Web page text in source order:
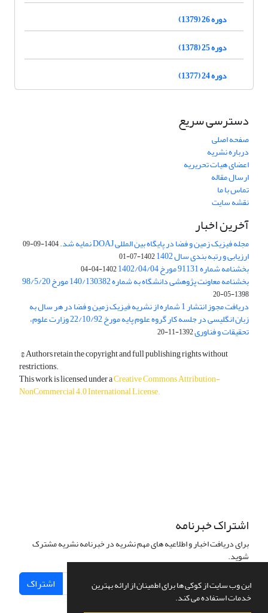
این وب سایت از کوکی ها برای اطمینان از ارائه بهترین
خدمات استفاده می کند.
دوره 26 (1379)
دوره 25 (1378)
دوره 24 (1377)
دسترسی سریع
صفحه اصلی
درباره نشریه
اعضای هیات تحریریه
ارسال مقاله
تماس با ما
نقشه سایت
آخرین اخبار
مجله فیزیک زمین و فضا در پایگاه بین المللی DOAJ نمایه شد. 1404-09-09
ارزیابی و رتبه بندی سال 1402 1402-07-01
بخشنامه شماره 91131 مورخ 1402/04/04 1402-04-04
بخشنامه معاونت پژوهشی دانشگاه به شماره 140/130382 مورخ 98/5/20
1398-05-20
دریافت مجوز انتشار 1 شماره از نشریه فیزیک زمین و فضا در هر سال به
زبان انگلیسی در جلسه کار گروه علوم پایه مورخ 22/10/92 وزارت علوم،
تحقیقات و فناوری1392-11-20
© Authors retain the copyright and full publishing rights without
restrictions.
This work is licensed under aCreative Commons Attribution-
NonCommercial 4.0 International License.
اشتراک خبرنامه
برای دریافت اخبار و اطلاعیه های مهم نشریه در خبرنامه نشریه مشترک
شوید.
اشتراک